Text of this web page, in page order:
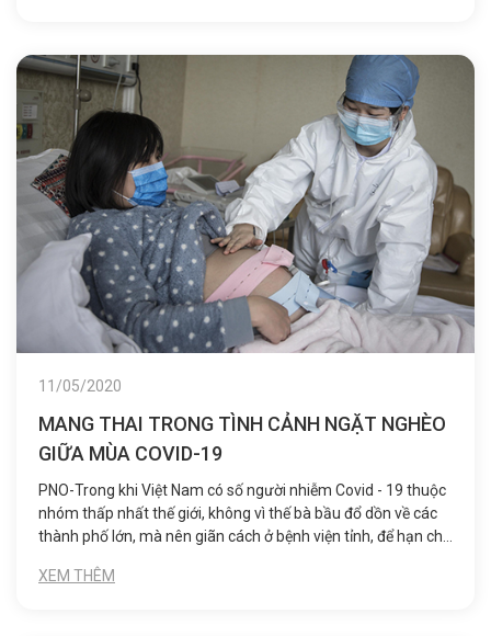
11/05/2020
MANG THAI TRONG TÌNH CẢNH NGẶT NGHÈO
GIỮA MÙA COVID-19
PNO-Trong khi Việt Nam có số người nhiễm Covid - 19 thuộc
nhóm thấp nhất thế giới, không vì thế bà bầu đổ dồn về các
thành phố lớn, mà nên giãn cách ở bệnh viện tỉnh, để hạn chế
XEM THÊM